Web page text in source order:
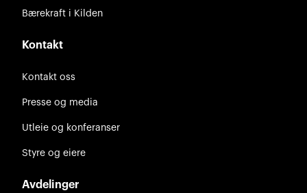
Bærekraft i Kilden
Kontakt
Kontakt oss
Presse og media
Utleie og konferanser
Styre og eiere
Avdelinger